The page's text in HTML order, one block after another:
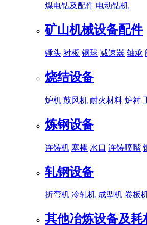
煤电钻及配件 电动钻机
矿山机械设备配件
锤头 衬板 钢球 减速器 轴承
烧结设备
炉机 鼓风机 耐火材料 炉衬
炼钢设备
连铸机 塞棒 水口 连铸喷嘴
轧钢设备
折弯机 冷轧机 成型机 卷板
其他冶炼设备及耗